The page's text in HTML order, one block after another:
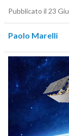
Pubblicato il 23
Paolo Marelli